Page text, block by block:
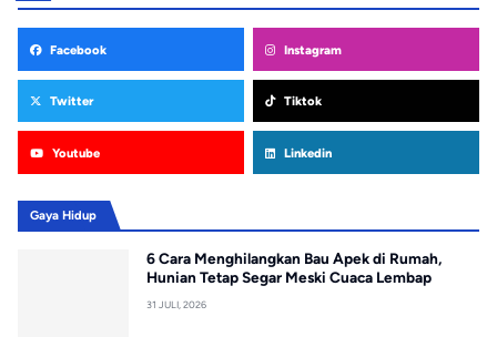
Facebook Instagram
Twitter Tiktok
Youtube Linkedin
Gaya Hidup
6 Cara Menghilangkan Bau Apek di Rumah,
Hunian Tetap Segar Meski Cuaca Lembap
31 JULI, 2026